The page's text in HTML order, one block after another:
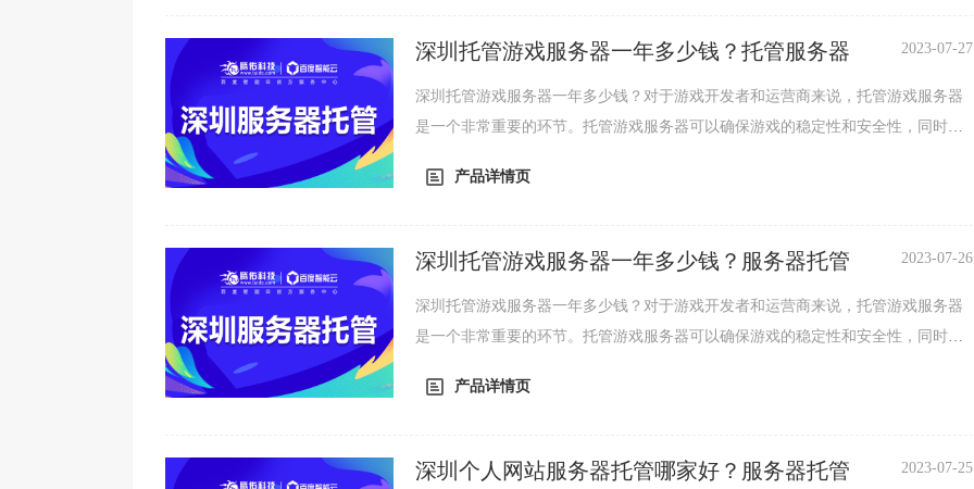
基础设施服务商，腾佑科技提供稳定、高效、...
深圳托管游戏服务器一年多少钱？托管服务器 2023-07-27
深圳托管游戏服务器一年多少钱？对于游戏开发者和运营商来说，托管游戏服务器
是一个非常重要的环节。托管游戏服务器可以确保游戏的稳定性和安全性，同时也
戏服务器的费用因素深圳托管游戏服务器的费用因素主要包括服务器的配置、带
别和位置也会影响托管费用。此外，不同的托管...
产品详情页
深圳托管游戏服务器一年多少钱？服务器托管 2023-07-26
深圳托管游戏服务器一年多少钱？对于游戏开发者和运营商来说，托管游戏服务器
是一个非常重要的环节。托管游戏服务器可以确保游戏的稳定性和安全性，同时也
戏服务器的费用因素深圳托管游戏服务器的费用因素主要包括服务器的配置、带
别和位置也会影响托管费用。此外，不同的托管...
产品详情页
深圳个人网站服务器托管哪家好？服务器托管 2023-07-25